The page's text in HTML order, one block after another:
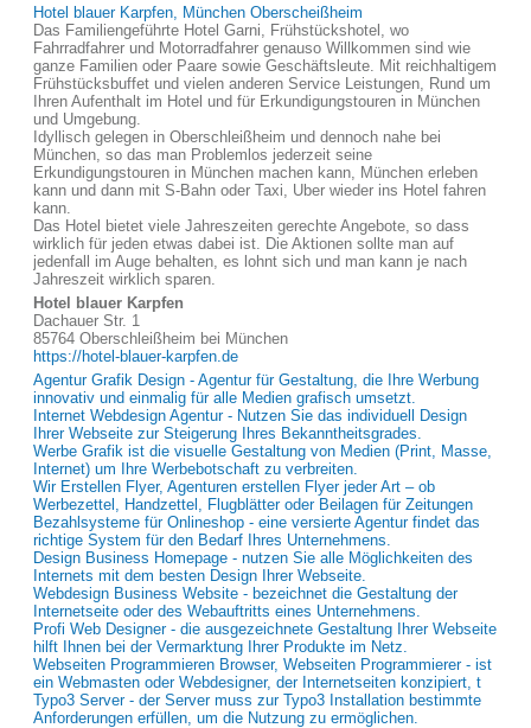
Hotel blauer Karpfen, München Oberscheißheim
Das Familiengeführte Hotel Garni, Frühstückshotel, wo
Fahrradfahrer und Motorradfahrer genauso Willkommen sind wie
ganze Familien oder Paare sowie Geschäftsleute. Mit reichhaltigem
Frühstücksbuffet und vielen anderen Service Leistungen, Rund um
Ihren Aufenthalt im Hotel und für Erkundigungstouren in München
und Umgebung.
Idyllisch gelegen in Oberschleißheim und dennoch nahe bei
München, so das man Problemlos jederzeit seine
Erkundigungstouren in München machen kann, München erleben
kann und dann mit S-Bahn oder Taxi, Uber wieder ins Hotel fahren
kann.
Das Hotel bietet viele Jahreszeiten gerechte Angebote, so dass
wirklich für jeden etwas dabei ist. Die Aktionen sollte man auf
jedenfall im Auge behalten, es lohnt sich und man kann je nach
Jahreszeit wirklich sparen.
Hotel blauer Karpfen
Dachauer Str. 1
85764 Oberschleißheim bei München
https://hotel-blauer-karpfen.de
Agentur Grafik Design - Agentur für Gestaltung, die Ihre Werbung
innovativ und einmalig für alle Medien grafisch umsetzt.
Internet Webdesign Agentur - Nutzen Sie das individuell Design
Ihrer Webseite zur Steigerung Ihres Bekanntheitsgrades.
Werbe Grafik ist die visuelle Gestaltung von Medien (Print, Masse,
Internet) um Ihre Werbebotschaft zu verbreiten.
Wir Erstellen Flyer, Agenturen erstellen Flyer jeder Art – ob
Werbezettel, Handzettel, Flugblätter oder Beilagen für Zeitungen
Bezahlsysteme für Onlineshop - eine versierte Agentur findet das
richtige System für den Bedarf Ihres Unternehmens.
Design Business Homepage - nutzen Sie alle Möglichkeiten des
Internets mit dem besten Design Ihrer Webseite.
Webdesign Business Website - bezeichnet die Gestaltung der
Internetseite oder des Webauftritts eines Unternehmens.
Profi Web Designer - die ausgezeichnete Gestaltung Ihrer Webseite
hilft Ihnen bei der Vermarktung Ihrer Produkte im Netz.
Webseiten Programmieren Browser, Webseiten Programmierer - ist
ein Webmasten oder Webdesigner, der Internetseiten konzipiert, t
Typo3 Server - der Server muss zur Typo3 Installation bestimmte
Anforderungen erfüllen, um die Nutzung zu ermöglichen.